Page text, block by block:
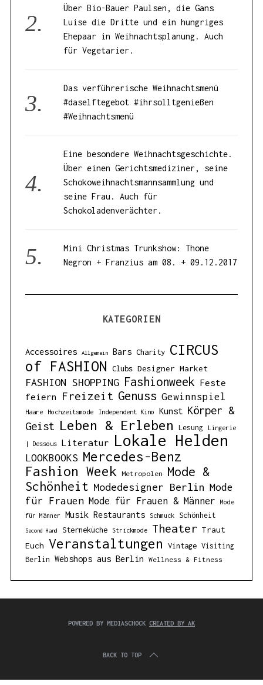
Über Bio-Bauer Paulsen, die Gans
Luise die Dritte und ein hungriges
Ehepaar in Weihnachtsplanung. Auch
für Vegetarier.
Das verführerische Weihnachtsmenü
#daselftegebot #ihrsolltgenießen
#Weihnachtsmenü
Eine besondere Weihnachtsgeschichte.
Über einen Gerichtsmediziner, seine
Schokoweihnachtsmannsammlung und
seine Frau. Auch für
Schokoladenverächter.
Mini Christmas Trunkshow: Thone
Negron + Franzius am 08. + 09.12.2017
KATEGORIEN
Accessoires Allgemein Bars Charity CIRCUS
of FASHION Clubs Designer Market
FASHION SHOPPING Fashionweek Feste
feiern
Freizeit Genuss Gewinnspiel
Haare Hochzeitsmode Independent Kino Kunst Körper &
Geist Leben & Erleben Lesung Lingerie
| Dessous Literatur Lokale Helden
LOOKBOOKS Mercedes-Benz
Fashion Week Metropolen
Mode &
Schönheit Modedesigner Berlin Mode
für Frauen Mode für Frauen & Männer
Mode
für Männer
Musik Restaurants Schmuck Schönheit
Second Hand Sterneküche Strickmode Theater Traut
Euch Veranstaltungen Vintage Visiting
Berlin Webshops aus Berlin Wellness & Fitness
POWERED BY MEDIASCHOCK CREATED BY AK
BACK TO TOP